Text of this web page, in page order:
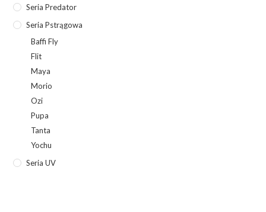
Seria Predator
Seria Pstrągowa
Baffi Fly
Flit
Maya
Morio
Ozi
Pupa
Tanta
Yochu
Seria UV